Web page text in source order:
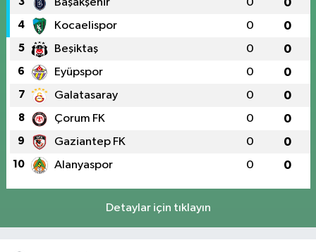
Başakşehir 0 0
4 Kocaelispor 0 0
5 Beşiktaş 0 0
6 Eyüpspor 0 0
7 Galatasaray 0 0
8 Çorum FK 0 0
9 Gaziantep FK 0 0
10 Alanyaspor 0 0
Detaylar için tıklayın